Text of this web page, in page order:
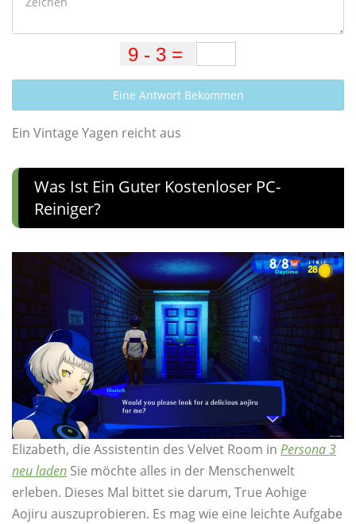
Eine Antwort Bekommen
Ein Vintage Yagen reicht aus
Was Ist Ein Guter Kostenloser PC-
Reiniger?
Elizabeth, die Assistentin des Velvet Room in Persona 3
neu laden Sie möchte alles in der Menschenwelt
erleben. Dieses Mal bittet sie darum, True Aohige
Aojiru auszuprobieren. Es mag wie eine leichte Aufgabe